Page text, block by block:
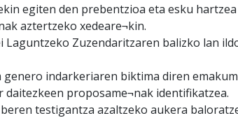
egiten den prebentzioa eta esku hartzea
aztertzeko xedeare¬kin.
Laguntzeko Zuzendaritzaren balizko lan
genero indarkeriaren biktima diren
proposame¬nak identifikatzea.
testigantza azaltzeko aukera